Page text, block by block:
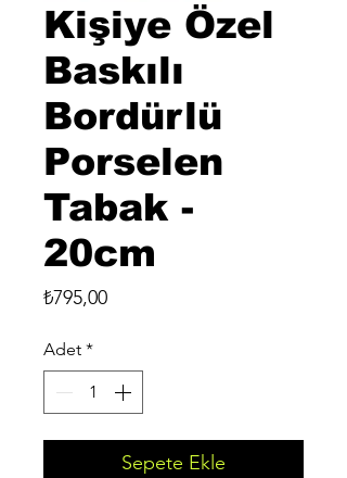
Kişiye Özel
Baskılı
Bordürlü
Porselen
Tabak -
20cm
₺795,00Fiyat
Adet *
Sepete Ekle